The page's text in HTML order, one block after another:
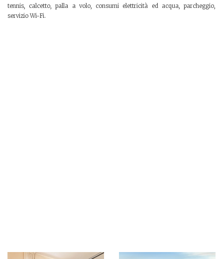
tennis, calcetto, palla a volo, consumi elettricità ed acqua, parcheggio,
servizio Wi-Fi.